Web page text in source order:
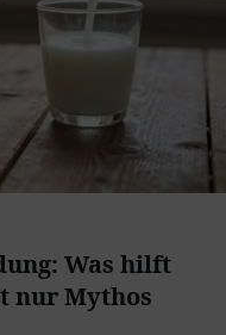
Was hilft
nur Mythos